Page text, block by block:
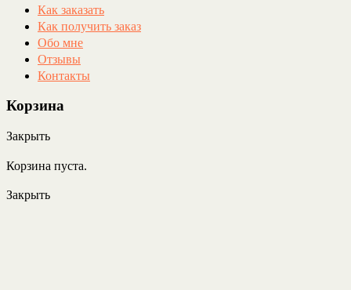
Как заказать
Как получить заказ
Обо мне
Отзывы
Контакты
Корзина
Закрыть
Корзина пуста.
Закрыть